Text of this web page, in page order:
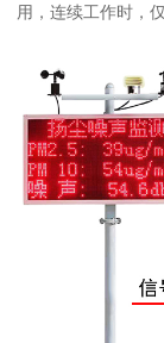
用，连续工作时，